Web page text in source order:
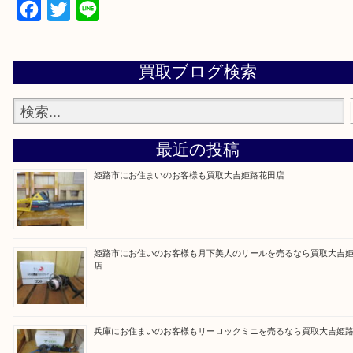
買取大吉 姫路花田店に来てよかった！そう思って
よう丁寧に査定いたします！
Facebook
Twitter
Line